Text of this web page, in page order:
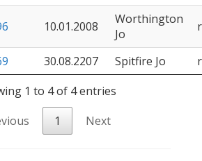
10.01.2008
Worthington
Jo
30.08.2207 Spitfire Jo
1 to 4 of 4 entries
1 Next